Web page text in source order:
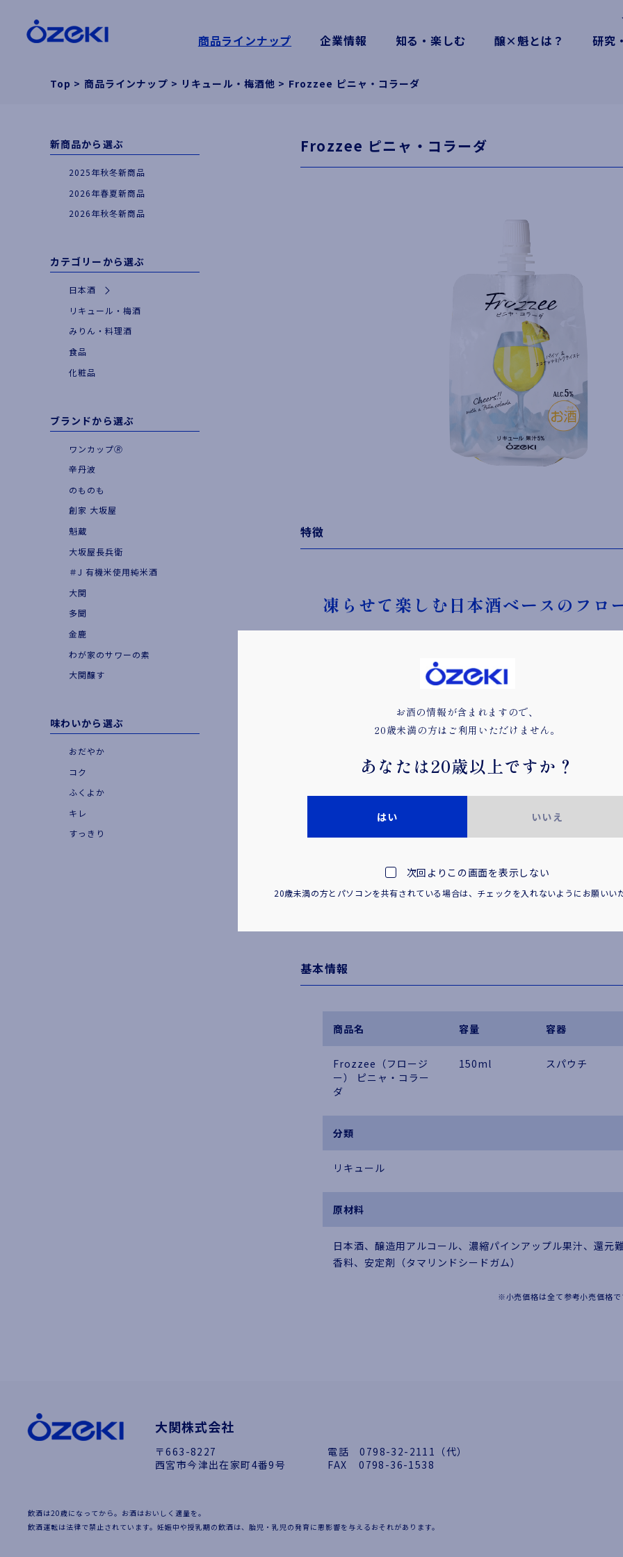
商品ラインナップ 企業情報 知る・楽しむ 醸×魁とは？ 研究
Top > 商品ラインナップ > リキュール・梅酒他 > Frozzee ピニャ・コラーダ
新商品から選ぶ
2025年秋冬新商品
2026年春夏新商品
2026年秋冬新商品
カテゴリーから選ぶ
日本酒
リキュール・梅酒
みりん・料理酒
食品
化粧品
ブランドから選ぶ
ワンカップ🄬
辛丹波
のものも
創家 大坂屋
魁蔵
大坂屋長兵衛
＃J 有機米使用純米酒
大関
多聞
金鹿
わが家のサワーの素
大関醸す
味わいから選ぶ
おだやか
コク
ふくよか
キレ
すっきり
Frozzee ピニャ・コラーダ
特徴
凍らせて楽しむ日本酒ベースのフロ
日本酒の「酸味を和らげる」「味をまとめる」「味わいを引
カクテルをより飲みやすい味わいに仕上げた「日本酒ベース
ただくだけで、フローズン状のカクテルをお楽しみいただけます
パインの酸味とココナッツの風味が合わさった、まろやかでほ
リキャップ可能で、どこでも片手で簡単に飲める容器のため
宅でも、アウトドアや野外フェスなどの屋外でも、ひんやりと
基本情報
商品名 容量 容器
Frozzee（フロージ
ー） ピニャ・コラー
ダ
150ml スパウチ
分類
リキュール
原材料
日本酒、醸造用アルコール、濃縮パインアップル果汁、還元
香料、安定剤（タマリンドシードガム）
※小売価格は全て参考小売価格で
大関株式会社
〒663-8227
西宮市今津出在家町4番9号
電話0798-32-2111（代）
FAX 0798-36-1538
飲酒は20歳になってから。お酒はおいしく適量を。
飲酒運転は法律で禁止されています。妊娠中や授乳期の飲酒は、胎児・乳児の発育に悪影響を与えるおそれがあります。
お酒の情報が含まれますので、
20歳未満の方はご利用いただけません。
あなたは20歳以上ですか？
はい いいえ
次回よりこの画面を表示しない
20歳未満の方とパソコンを共有されている場合は、 チェックを入れないようにお願いい